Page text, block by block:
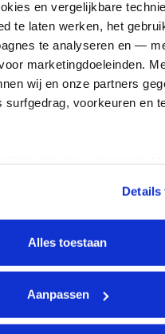
en vergelijkbare
te laten werken, het
te analyseren en —
marketingdoeleinden.
wij en onze partners
surfgedrag, voorkeuren en
toestemming op elk moment
instellingen onderaan de
te vinden in het tabblad
Details
Alles toestaan
Aanpassen
Kim's badges